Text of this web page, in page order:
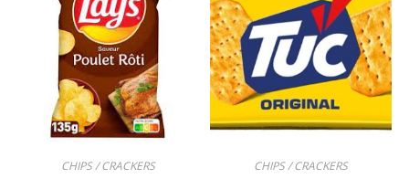
CHIPS / CRACKERS CHIPS / CRACKERS